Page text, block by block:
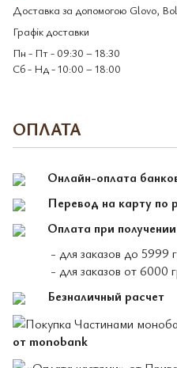
Доставка за допомогою Glovo,
Графік доставки
Пн - Пт - 09:30 – 18:30
Сб - Нд - 10:00 – 18:00
ОПЛАТА
Онлайн-оплата
Перевод на карту по
Оплата при получении
- для заказов до 5999
- для заказов от 6000
Безналичный расчет
от monobank